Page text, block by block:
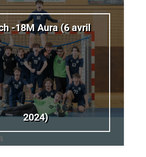
-18M Aura (6 avril
2024)